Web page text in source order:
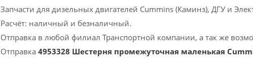
Запчасти для дизельных двигателей Cummins (Каминз), ДГУ и
Расчёт: наличный и безналичный.
Отправка в любой филиал Транспортной компании, а так же
Отправка 4953328 Шестерня промежуточная маленькая